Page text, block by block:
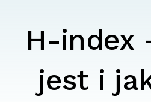
H-index
jest i